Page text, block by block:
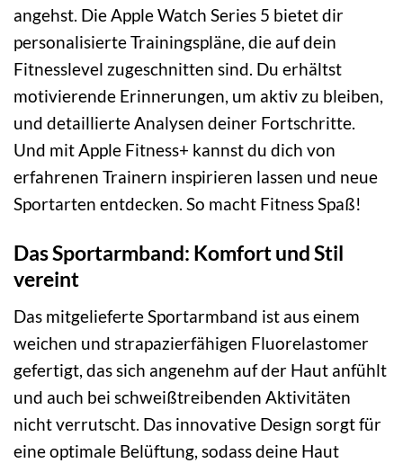
angehst. Die Apple Watch Series 5 bietet dir
personalisierte Trainingspläne, die auf dein
Fitnesslevel zugeschnitten sind. Du erhältst
motivierende Erinnerungen, um aktiv zu bleiben,
und detaillierte Analysen deiner Fortschritte.
Und mit Apple Fitness+ kannst du dich von
erfahrenen Trainern inspirieren lassen und neue
Sportarten entdecken. So macht Fitness Spaß!
Das Sportarmband: Komfort und Stil
vereint
Das mitgelieferte Sportarmband ist aus einem
weichen und strapazierfähigen Fluorelastomer
gefertigt, das sich angenehm auf der Haut anfühlt
und auch bei schweißtreibenden Aktivitäten
nicht verrutscht. Das innovative Design sorgt für
eine optimale Belüftung, sodass deine Haut